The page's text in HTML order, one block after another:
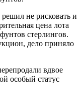
не рисковать и
цена лота
стерлингов.
дело приняло